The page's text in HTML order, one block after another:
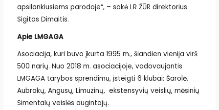
apsilankiusiems parodoje“, – sakė LR ŽŪR direktorius
Sigitas Dimaitis.
Apie LMGAGA
Asociacija, kuri buvo įkurta 1995 m., šiandien vienija virš
500 narių. Nuo 2018 m. asociacijoje, vadovaujantis
LMGAGA tarybos sprendimu, įsteigti 6 klubai: Šarolė,
Aubrakų, Angusų, Limuzinų, ekstensyvių veislių, mėsinių
Simentalų veislės augintojų.